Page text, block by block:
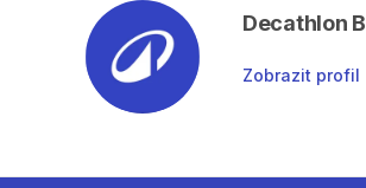
Decathlon
Zobrazit profil